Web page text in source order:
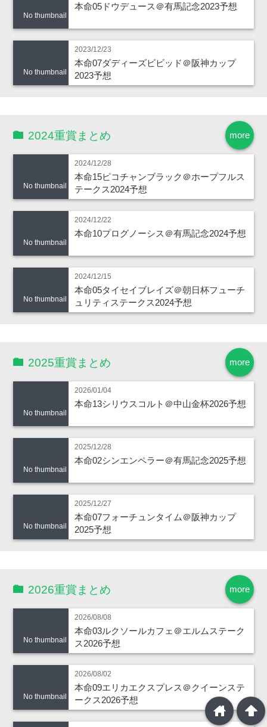
No thumbnail
本命05ドウデュース＠有馬記念2023予想
No thumbnail
2023/12/23
本命07ダディーズビビッド＠阪神カップ
2023予想
more
2024重賞まとめ
No thumbnail
2024/12/28
本命15ピコチャンブラック＠ホープフルス
テークス2024予想
No thumbnail
2024/12/22
本命10プログノーシス＠有馬記念2024予想
No thumbnail
2024/12/15
本命05タイセイブレイズ＠朝日杯フューチ
ュリティステークス2024予想
more
2025重賞まとめ
No thumbnail
2026/01/04
本命13シリウスコルト＠中山金杯2026予想
No thumbnail
2025/12/28
本命02シンエンペラー＠有馬記念2025予想
No thumbnail
2025/12/27
本命07フォーチュンタイム＠阪神カップ
2025予想
more
2026重賞まとめ
No thumbnail
2026/08/08
本命03ルクソールカフェ＠エルムステーク
ス2026予想
No thumbnail
2026/08/02
本命09エリカエクスプレス＠クイーンステ
ークス2026予想
arrowup
home